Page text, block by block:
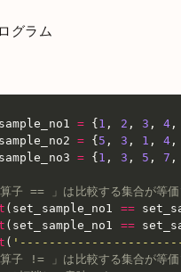
グラム
= { 1 , 2 , 3 , 4 ,
= { 5 , 3 , 1 , 4 ,
= { 1 , 3 , 5 , 7 ,
子 == 」は比較する集合が等
( set_sample_no1 ==
( set_sample_no1 ==
(
子 != 」は比較する集合が等